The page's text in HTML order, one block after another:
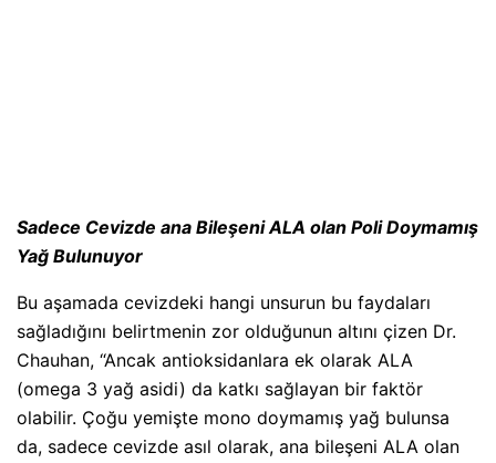
Sadece Cevizde ana Bileşeni ALA olan Poli Doymamış
Yağ Bulunuyor
Bu aşamada cevizdeki hangi unsurun bu faydaları
sağladığını belirtmenin zor olduğunun altını çizen Dr.
Chauhan, “Ancak antioksidanlara ek olarak ALA
(omega 3 yağ asidi) da katkı sağlayan bir faktör
olabilir. Çoğu yemişte mono doymamış yağ bulunsa
da, sadece cevizde asıl olarak, ana bileşeni ALA olan